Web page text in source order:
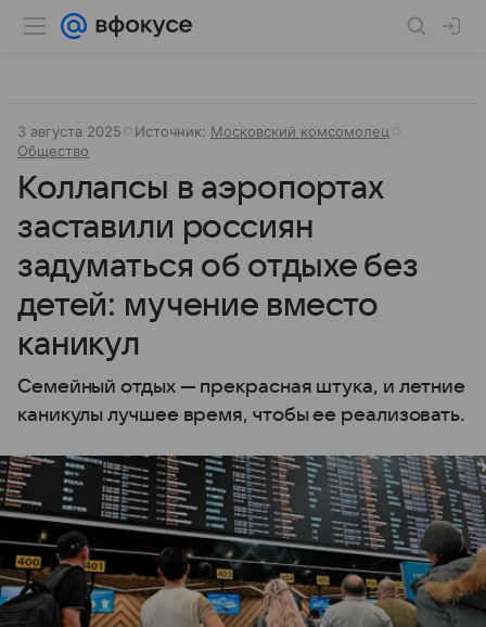
3 августа 2025 Источник: Московский комсомолец
Общество
Коллапсы в аэропортах
заставили россиян
задуматься об отдыхе без
детей: мучение вместо
каникул
Семейный отдых — прекрасная штука, и летние
каникулы лучшее время, чтобы ее реализовать.